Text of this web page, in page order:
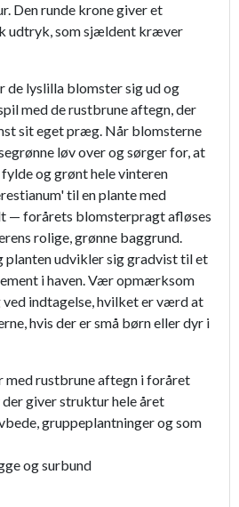
Den runde krone giver et
udtryk, som sjældent kræver
de lyslilla blomster sig ud og
med de rustbrune aftegn, der
sit eget præg. Når blomsterne
løv over og sørger for, at
og grønt hele vinteren
til en plante med
— forårets blomsterpragt afløses
rolige, grønne baggrund.
planten udvikler sig gradvist til et
i haven. Vær opmærksom
indtagelse, hvilket er værd at
hvis der er små børn eller dyr i
med rustbrune aftegn i foråret
giver struktur hele året
gruppeplantninger og som
og surbund